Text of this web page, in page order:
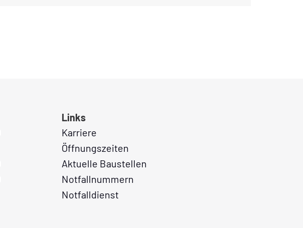
Links
Karriere
Öffnungszeiten
Aktuelle Baustellen
Notfallnummern
Notfalldienst